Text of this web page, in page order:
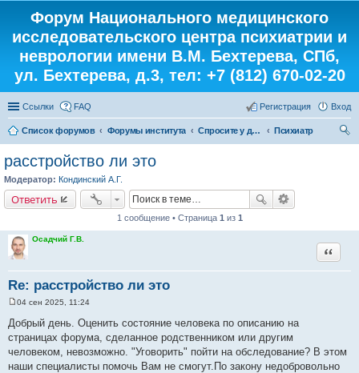
Форум Национального медицинского
исследовательского центра психиатрии и
неврологии имени В.М. Бехтерева, СПб,
ул. Бехтерева, д.3, тел: +7 (812) 670-02-20
Ссылки FAQ Вход
Регистрация
Список форумов Форумы института Спросите у доктора
Психиатр
расстройство ли это
Модератор: Кондинский А.Г.
Ответить
1 сообщение • Страница 1 из 1
Осадчий Г.В.
Re: расстройство ли это
Цитата
о
б
е
н
04 сен 2025, 11:24
Добрый день. Оценить состояние человека по описанию на
страницах форума, сделанное родственником или другим
человеком, невозможно. "Уговорить" пойти на обследование? В этом
наши специалисты помочь Вам не смогут.По закону недобровольно